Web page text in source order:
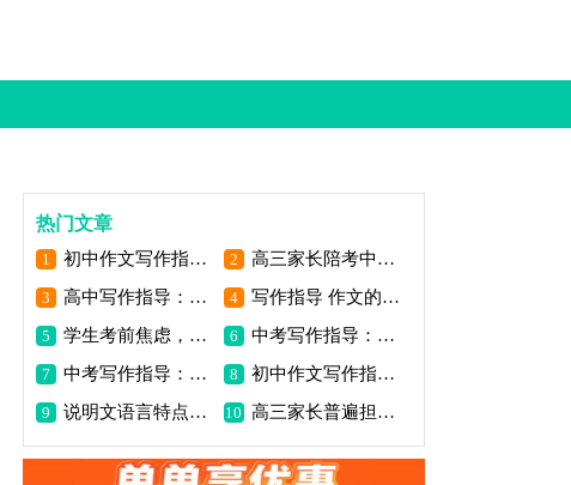
热门文章
1 初中作文写作指导：我的写作妙诀 2 高三家长陪考中最易出现的三大心理问题
3 高中写作指导：古今纵横选材 4 写作指导 作文的四个阶段
5 学生考前焦虑，家长怎么办_2000字 6 中考写作指导：状物作文写作方法_1200字
7 中考写作指导：怎么样写出高分作文（三）_800字 8 初中作文写作指导：作文写作指导之虚实结合
9 说明文语言特点是什么_小学生作文指导 10 高三家长普遍担心的8个问题 你一定也遇到了